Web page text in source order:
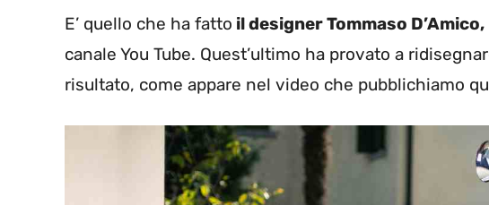
E’ quello che ha fatto il designer Tommaso D’Amico,
canale You Tube. Quest’ultimo ha provato a
risultato, come appare nel video che pubblichiamo